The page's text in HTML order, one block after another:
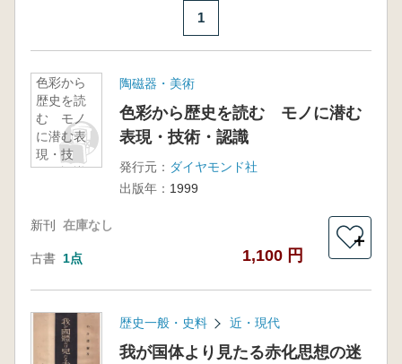
1
色彩から
歴史を読
む モノ
に潜む表
現・技
術・認識
陶磁器・美術
色彩から歴史を読む モノに潜む
表現・技術・認識
発行元： ダイヤモンド社
出版年： 1999
新刊 在庫なし
古書 1点 1,100 円
＋
歴史一般・史料 近・現代
我が国体より見たる赤化思想の迷